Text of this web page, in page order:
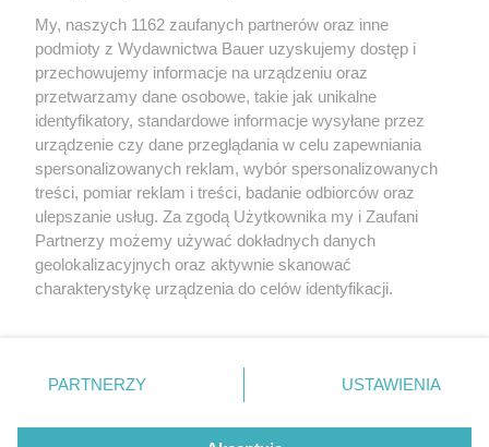
go nie ma"
AGNIESZKA NIEDEK
POLITYKA PRYWATNOŚCI
My, naszych 1162 zaufanych partnerów oraz inne
podmioty z Wydawnictwa Bauer uzyskujemy dostęp i
przechowujemy informacje na urządzeniu oraz
przetwarzamy dane osobowe, takie jak unikalne
identyfikatory, standardowe informacje wysyłane przez
urządzenie czy dane przeglądania w celu zapewniania
spersonalizowanych reklam, wybór spersonalizowanych
treści, pomiar reklam i treści, badanie odbiorców oraz
ulepszanie usług. Za zgodą Użytkownika my i Zaufani
Partnerzy możemy używać dokładnych danych
geolokalizacyjnych oraz aktywnie skanować
charakterystykę urządzenia do celów identyfikacji.
zmienić/wycofać klikając przycisk ustawień prywatności
znajdujący się w lewym dolnym rogu strony
rodzaje przetwarzania danych nie wymagają zgody
PARTNERZY USTAWIENIA